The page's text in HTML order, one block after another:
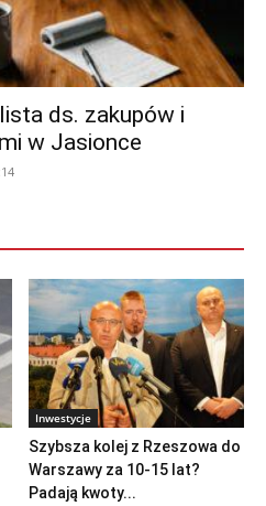
ds. zakupów i
w Jasionce
Inwestycje
Szybsza kolej z Rzeszowa do
Warszawy za 10-15 lat?
Padają kwoty...